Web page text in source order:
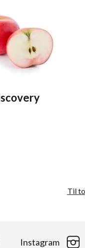
Til
Instagram